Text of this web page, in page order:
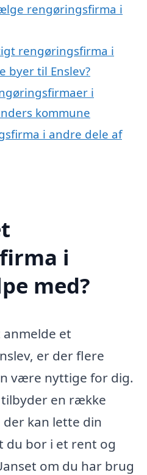
rengøringsfirma i
rengøringsfirma i
byer til Enslev?
i
kommune
i andre dele af
i
med?
et
er der flere
være nyttige for dig.
en række
kan lette din
du bor i et rent og
om du har brug